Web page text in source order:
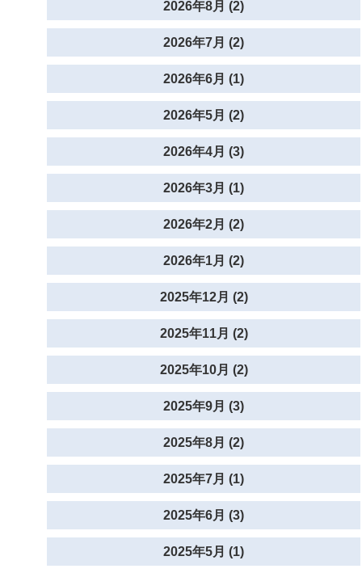
2026年8月 (2)
2026年7月 (2)
2026年6月 (1)
2026年5月 (2)
2026年4月 (3)
2026年3月 (1)
2026年2月 (2)
2026年1月 (2)
2025年12月 (2)
2025年11月 (2)
2025年10月 (2)
2025年9月 (3)
2025年8月 (2)
2025年7月 (1)
2025年6月 (3)
2025年5月 (1)